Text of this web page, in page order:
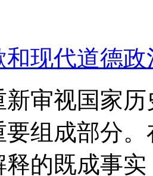
现代道德政
审视国家
要组成部分
的既成事